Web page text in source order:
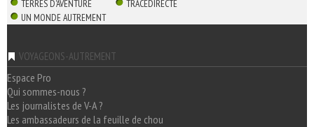
TERRES D'AVENTURE
TRACEDIRECTE
UN MONDE AUTREMENT
VOYAGEONS-AUTREMENT
Espace Pro
Qui sommes-nous ?
Les journalistes de V-A ?
Les ambassadeurs de la feuille de chou